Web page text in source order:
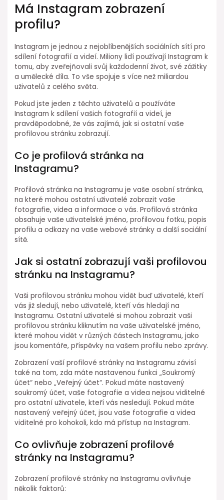
Má Instagram zobrazení
profilu?
Instagram je jednou z nejoblíbenějších sociálních sítí pro
sdílení fotografií a videí. Miliony lidí používají Instagram k
tomu, aby zveřejňovali svůj každodenní život, své zážitky
a umělecké díla. To vše spojuje s více než miliardou
uživatelů z celého světa.
Pokud jste jeden z těchto uživatelů a používáte
Instagram k sdílení vašich fotografií a videí, je
pravděpodobné, že vás zajímá, jak si ostatní vaše
profilovou stránku zobrazují.
Co je profilová stránka na
Instagramu?
Profilová stránka na Instagramu je vaše osobní stránka,
na které mohou ostatní uživatelé zobrazit vaše
fotografie, videa a informace o vás. Profilová stránka
obsahuje vaše uživatelské jméno, profilovou fotku, popis
profilu a odkazy na vaše webové stránky a další sociální
sítě.
Jak si ostatní zobrazují vaši profilovou
stránku na Instagramu?
Vaši profilovou stránku mohou vidět buď uživatelé, kteří
vás již sledují, nebo uživatelé, kteří vás hledají na
Instagramu. Ostatní uživatelé si mohou zobrazit vaši
profilovou stránku kliknutím na vaše uživatelské jméno,
které mohou vidět v různých částech Instagramu, jako
jsou komentáře, příspěvky na vašem profilu nebo zprávy.
Zobrazení vaší profilové stránky na Instagramu závisí
také na tom, zda máte nastavenou funkci „Soukromý
účet“ nebo „Veřejný účet“. Pokud máte nastavený
soukromý účet, vaše fotografie a videa nejsou viditelné
pro ostatní uživatele, kteří vás nesledují. Pokud máte
nastavený veřejný účet, jsou vaše fotografie a videa
viditelné pro kohokoli, kdo má přístup na Instagram.
Co ovlivňuje zobrazení profilové
stránky na Instagramu?
Zobrazení profilové stránky na Instagramu ovlivňuje
několik faktorů: